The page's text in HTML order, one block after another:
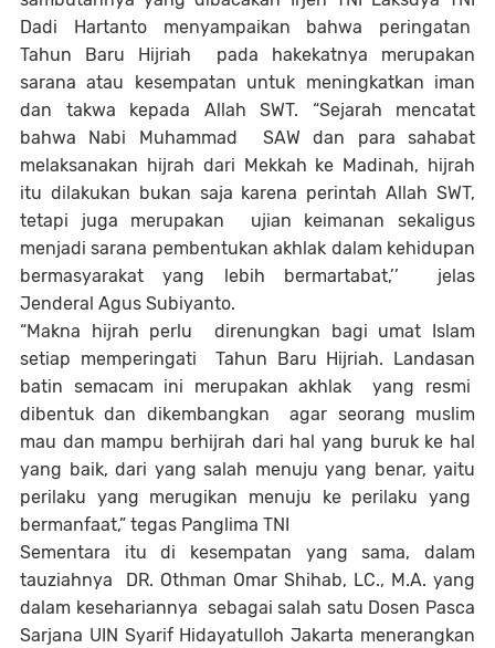
Dadi Hartanto menyampaikan bahwa peringatan
Tahun Baru Hijriah pada hakekatnya merupakan
sarana atau kesempatan untuk meningkatkan iman
dan takwa kepada Allah SWT. “Sejarah mencatat
bahwa Nabi Muhammad SAW dan para sahabat
melaksanakan hijrah dari Mekkah ke Madinah, hijrah
itu dilakukan bukan saja karena perintah Allah SWT,
tetapi juga merupakan ujian keimanan sekaligus
menjadi sarana pembentukan akhlak dalam kehidupan
bermasyarakat yang lebih bermartabat,’’ jelas
Jenderal Agus Subiyanto.
“Makna hijrah perlu direnungkan bagi umat Islam
setiap memperingati Tahun Baru Hijriah. Landasan
batin semacam ini merupakan akhlak yang resmi
dibentuk dan dikembangkan agar seorang muslim
mau dan mampu berhijrah dari hal yang buruk ke hal
yang baik, dari yang salah menuju yang benar, yaitu
perilaku yang merugikan menuju ke perilaku yang
bermanfaat,” tegas Panglima TNI
Sementara itu di kesempatan yang sama, dalam
tauziahnya DR. Othman Omar Shihab, LC., M.A. yang
dalam kesehariannya sebagai salah satu Dosen Pasca
Sarjana UIN Syarif Hidayatulloh Jakarta menerangkan